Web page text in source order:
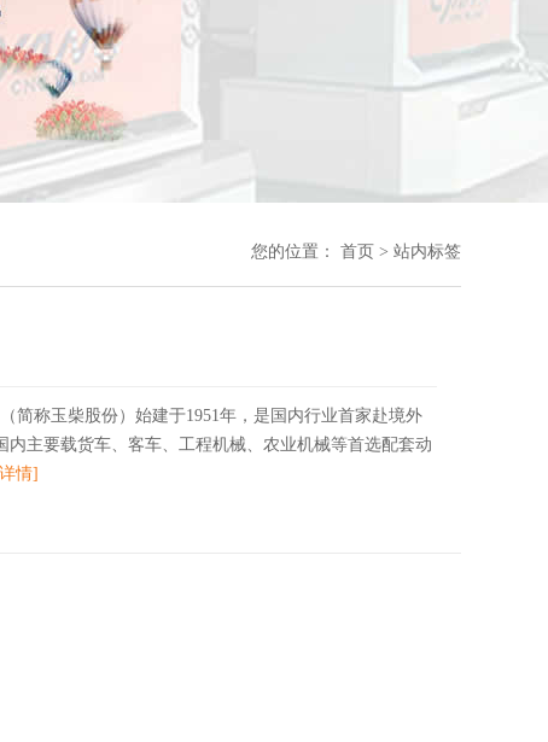
您的位置： 首页 > 站内标签
简称玉柴股份）始建于1951年，是国内行业首家赴境外
主要载货车、客车、工程机械、农业机械等首选配套动
情]